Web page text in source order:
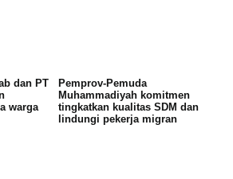
dan PT
warga
Pemprov-Pemuda
Muhammadiyah komitmen
tingkatkan kualitas SDM dan
lindungi pekerja migran